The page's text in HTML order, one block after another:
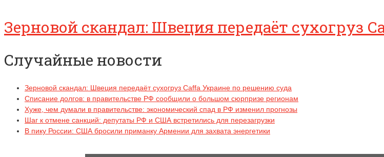
Зерновой скандал: Швеция передаёт сухогруз
Случайные новости
Зерновой скандал: Швеция передаёт сухогруз Caffa Украине по решению суда
Списание долгов: в правительстве РФ сообщили о большом сюрпризе регионам
Хуже, чем думали в правительстве: экономический спад в РФ изменил прогнозы
Шаг к отмене санкций: депутаты РФ и США встретились для перезагрузки
В пику России: США бросили приманку Армении для захвата энергетики